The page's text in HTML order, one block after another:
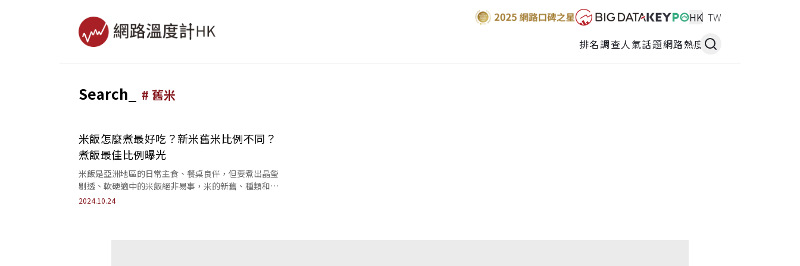
HK TW
排名調查人氣話題網路熱度
Search_ # 舊米
米飯怎麼煮最好吃？新米舊米比例不同？
煮飯最佳比例曝光
米飯是亞洲地區的日常主食、餐桌良伴，但要煮出晶瑩
剔透、軟硬適中的米飯絕非易事，米的新舊、種類和水
量比例等都會影響口感與軟硬，關鍵在於掌握正確煮
2024.10.24